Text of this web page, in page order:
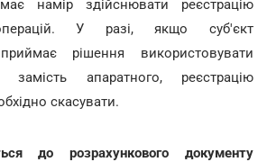
намір здійснювати реєстрацію
У разі, якщо суб'єкт
рішення використовувати
апаратного, реєстрацію
скасувати.
до розрахункового документу